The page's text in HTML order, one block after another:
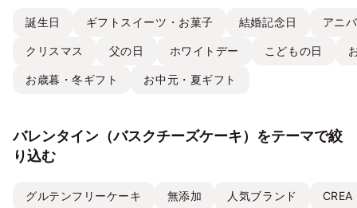
誕生日 ギフトスイーツ・お菓子 結婚記念日 アニ
クリスマス 父の日 ホワイトデー こどもの日
お歳暮・冬ギフト お中元・夏ギフト
バレンタイン（バスクチーズケーキ）をテーマで絞
り込む
グルテンフリーケーキ 無添加 人気ブランド CREA